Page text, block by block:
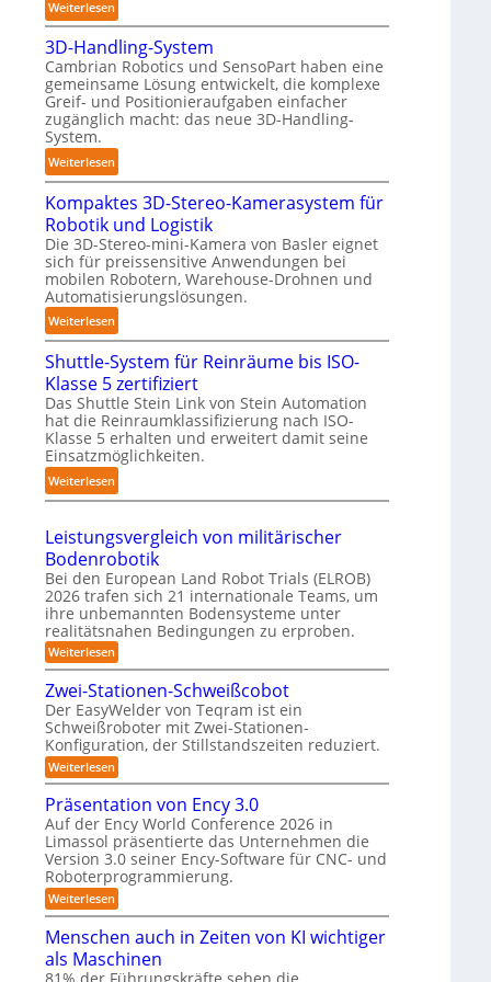
o
b
o
t
n
d
i
g
e
P
o
l
y
m
e
r
l
a
g
e
r
f
ü
r
T
a
u
c
r
o
b
o
t
e
r
Weiterlesen:
A
u
t
o
m
a
t
i
i
e
r
u
n
g
s
t
r
e
f
f
2
0
2
3D-Handling-System
Cambrian Robotics und SensoPart haben eine
gemeinsame Lösung entwickelt, die komplexe
Greif- und Positionieraufgaben einfacher
zugänglich macht: das neue 3D-Handling-
System.
Weiterlesen:
3
D
-
H
a
n
d
l
n
g
-
S
y
s
t
m
Kompaktes 3D-Stereo-Kamerasystem für
Robotik und Logistik
Die 3D-Stereo-mini-Kamera von Basler eignet
sich für preissensitive Anwendungen bei
mobilen Robotern, Warehouse-Drohnen und
Automatisierungslösungen.
Weiterlesen:
K
o
m
p
a
k
t
e
s
D
-
S
t
e
r
e
o
-
K
a
m
e
r
a
s
y
s
e
m
Shuttle-System für Reinräume bis ISO-
Klasse 5 zertifiziert
Das Shuttle Stein Link von Stein Automation
hat die Reinraumklassifizierung nach ISO-
Klasse 5 erhalten und erweitert damit seine
Einsatzmöglichkeiten.
Weiterlesen:
S
u
t
t
l
e
-
S
y
s
t
e
m
ü
r
R
e
i
n
r
ä
Leistungsvergleich von militärischer
Bodenrobotik
Bei den European Land Robot Trials (ELROB)
2026 trafen sich 21 internationale Teams, um
ihre unbemannten Bodensysteme unter
realitätsnahen Bedingungen zu erproben.
Weiterlesen:
L
e
i
s
t
u
n
g
s
v
e
r
g
l
e
i
c
v
o
n
Zwei-Stationen-Schweißcobot
Der EasyWelder von Teqram ist ein
Schweißroboter mit Zwei-Stationen-
Konfiguration, der Stillstandszeiten reduziert.
Weiterlesen:
Z
w
e
i
-
S
t
a
t
i
o
n
e
Präsentation von Ency 3.0
Auf der Ency World Conference 2026 in
Limassol präsentierte das Unternehmen die
Version 3.0 seiner Ency-Software für CNC- und
Roboterprogrammierung.
Weiterlesen:
P
ä
s
e
Menschen auch in Zeiten von KI wichtiger
als Maschinen